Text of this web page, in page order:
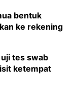
bentuk
ke rekening
tes swab
ketempat